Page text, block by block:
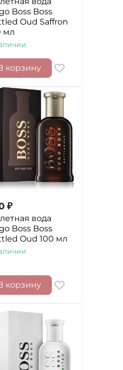
Boss Boss
Oud Saffron
мл
корзину
₽
вода
Boss Boss
Oud 100 мл
корзину